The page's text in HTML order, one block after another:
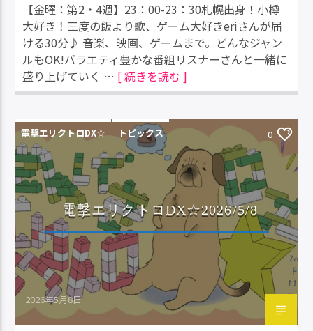
【金曜：第2・4週】23：00-23：30札幌出身！小樽
大好き！三度の飯より歌、ゲーム大好きeriさんが届
ける30分♪ 音楽、映画、ゲームまで。どんなジャン
ルもOK!バラエティ豊かな番組リスナーさんと一緒に
盛り上げていく … [ 続きを読む ]
電撃エリクトロDX☆ トピックス 0
電撃エリクトロDX☆2026/5/8
2026年5月8日